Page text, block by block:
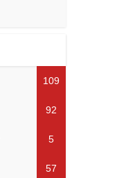
109
92
5
57